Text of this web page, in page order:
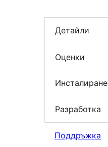
Детайли
Оценки
Инсталиране
Разработка
Поддръжка